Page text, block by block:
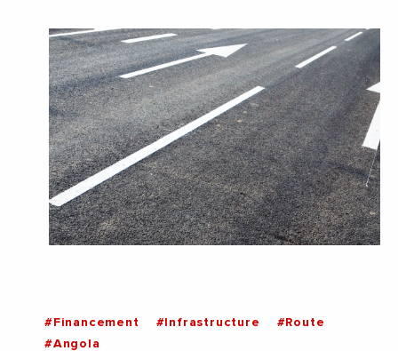
#Financement #Infrastructure
#Route
#Angola